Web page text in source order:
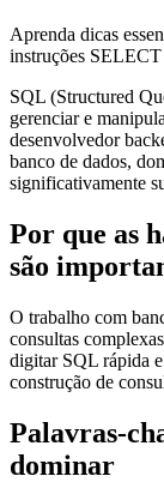
Aprenda dicas
instruções SELECT
SQL (Structured
gerenciar e
desenvolvedor
banco de dados,
significativamente
Por que as
são
O trabalho com
consultas
digitar SQL rápida
construção de
Palavras-
dominar